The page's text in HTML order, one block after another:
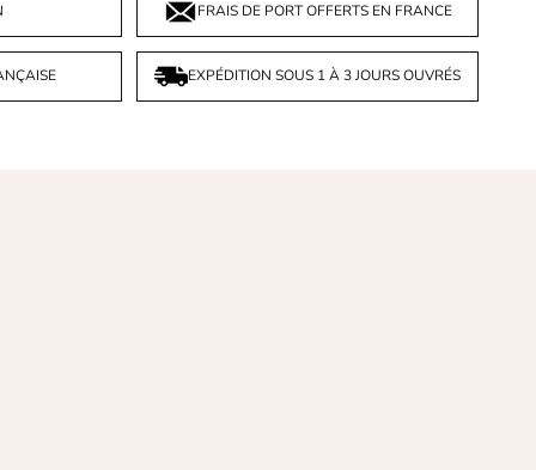
FRAIS DE PORT OFFERTS EN FRANCE
EXPÉDITION SOUS 1 À 3 JOURS OUVRÉS